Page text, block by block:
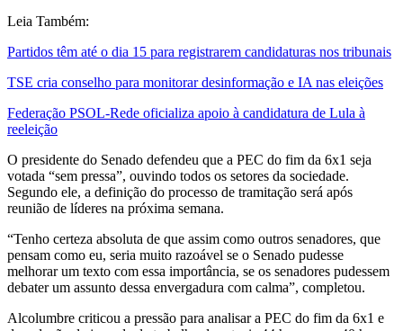
Leia Também:
Partidos têm até o dia 15 para registrarem candidaturas nos tribunais
TSE cria conselho para monitorar desinformação e IA nas eleições
Federação PSOL-Rede oficializa apoio à candidatura de Lula à
reeleição
O presidente do Senado defendeu que a PEC do fim da 6x1 seja
votada “sem pressa”, ouvindo todos os setores da sociedade.
Segundo ele, a definição do processo de tramitação será após
reunião de líderes na próxima semana.
“Tenho certeza absoluta de que assim como outros senadores, que
pensam como eu, seria muito razoável se o Senado pudesse
melhorar um texto com essa importância, se os senadores pudessem
debater um assunto dessa envergadura com calma”, completou.
Alcolumbre criticou a pressão para analisar a PEC do fim da 6x1 e